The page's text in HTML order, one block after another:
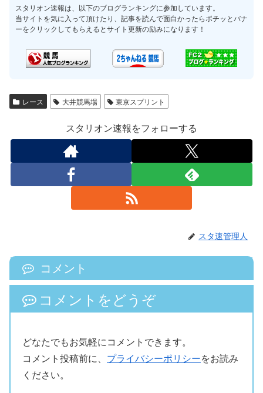
スタリオン速報は、以下のブログランキングに参加しています。
当サイトを気に入って頂けたり、記事を読んで面白かったらポチッとバナ
ーをクリックしてもらえるとサイト更新の励みになります！
レース 大井競馬場 東京スプリント
スタリオン速報をフォローする
スタ速管理人
コメント
コメントをどうぞ
どなたでもお気軽にコメントできます。
コメント投稿前に、 プライバシーポリシーをお読み
ください。